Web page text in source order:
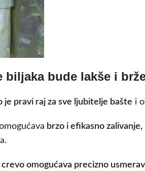
biljaka bude lakše i
je pravi raj za sve ljubitelje bašte i
brzo i efikasno zalivanje,
crevo omogućava precizno